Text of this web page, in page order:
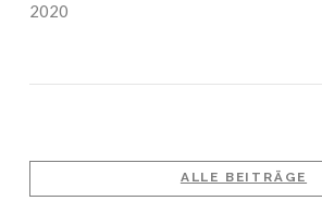
2020
ALLE BEITRÄGE